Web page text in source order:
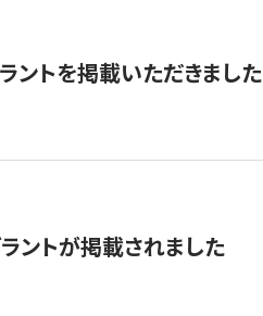
ントを掲載いただきました
ントが掲載されました